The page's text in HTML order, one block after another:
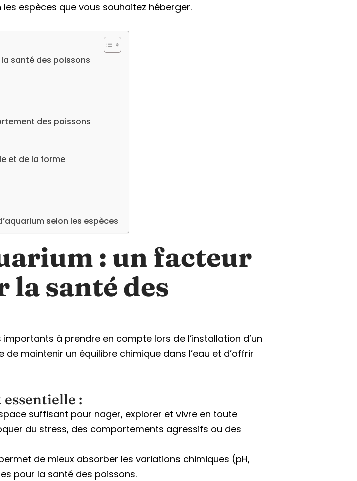
espèces que vous souhaitez héberger.
santé des poissons
des poissons
et de la forme
selon les espèces
: un facteur
santé des
importants à prendre en compte lors de l’installation d’un
maintenir un équilibre chimique dans l’eau et d’offrir
:
suffisant pour nager, explorer et vivre en toute
du stress, des comportements agressifs ou des
de mieux absorber les variations chimiques (pH,
pour la santé des poissons.